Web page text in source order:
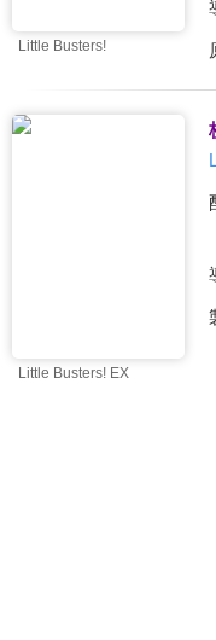
Little Busters!
Little Busters! EX